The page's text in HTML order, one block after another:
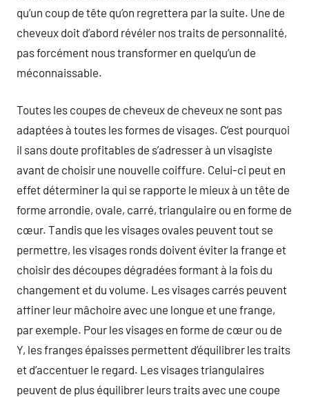
qu’un coup de tête qu’on regrettera par la suite. Une de
cheveux doit d’abord révéler nos traits de personnalité,
pas forcément nous transformer en quelqu’un de
méconnaissable.
Toutes les coupes de cheveux de cheveux ne sont pas
adaptées à toutes les formes de visages. C’est pourquoi
il sans doute profitables de s’adresser à un visagiste
avant de choisir une nouvelle coiffure. Celui-ci peut en
effet déterminer la qui se rapporte le mieux à un tête de
forme arrondie, ovale, carré, triangulaire ou en forme de
cœur. Tandis que les visages ovales peuvent tout se
permettre, les visages ronds doivent éviter la frange et
choisir des découpes dégradées formant à la fois du
changement et du volume. Les visages carrés peuvent
affiner leur mâchoire avec une longue et une frange,
par exemple. Pour les visages en forme de cœur ou de
Y, les franges épaisses permettent d’équilibrer les traits
et d’accentuer le regard. Les visages triangulaires
peuvent de plus équilibrer leurs traits avec une coupe